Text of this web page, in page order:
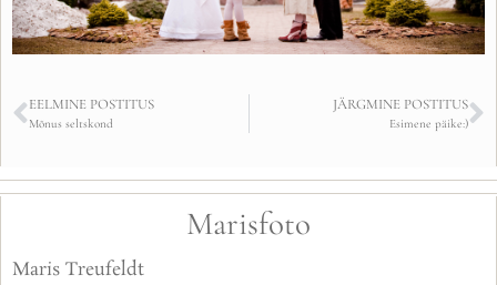
EELMINE POSTITUS
Mõnus seltskond
JÄRGMINE POSTITUS
Esimene päike:)
Marisfoto
Maris Treufeldt